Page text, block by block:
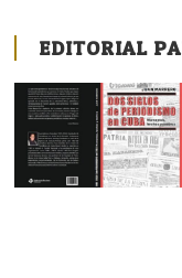
EDITORIAL